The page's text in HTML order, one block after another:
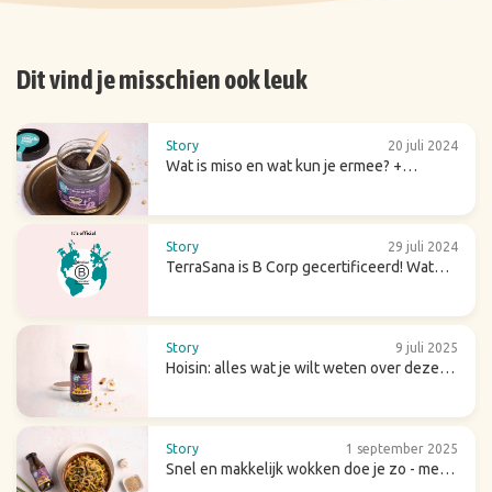
Dit vind je misschien ook leuk
Story 20 juli 2024
Wat is miso en wat kun je ermee? +
Story 29 juli 2024
TerraSana is B Corp gecertificeerd! Wat
Story 9 juli 2025
Hoisin: alles wat je wilt weten over deze
Story 1 september 2025
Snel en makkelijk wokken doe je zo - met